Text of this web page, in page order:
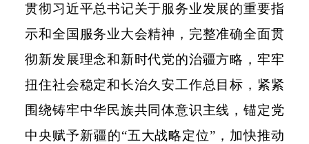
贯彻习近平总书记关于服务业发展的重要指
示和全国服务业大会精神，完整准确全面贯
彻新发展理念和新时代党的治疆方略，牢牢
扭住社会稳定和长治久安工作总目标，紧紧
围绕铸牢中华民族共同体意识主线，锚定党
中央赋予新疆的“五大战略定位”，加快推动